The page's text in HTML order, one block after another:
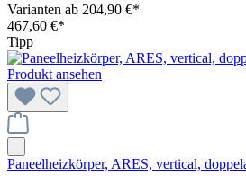
Varianten ab 204,90 €*
467,60 €*
Tipp
Produkt ansehen
Paneelheizkörper, ARES, vertical,